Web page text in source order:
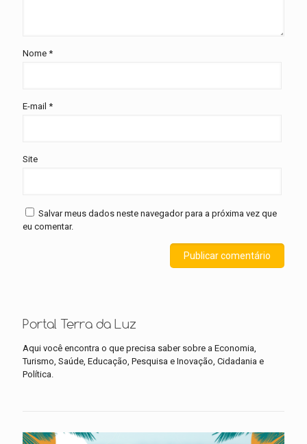
Nome *
E-mail *
Site
Salvar meus dados neste navegador para a próxima vez que
eu comentar.
Portal Terra da Luz
Aqui você encontra o que precisa saber sobre a Economia,
Turismo, Saúde, Educação, Pesquisa e Inovação, Cidadania e
Política.